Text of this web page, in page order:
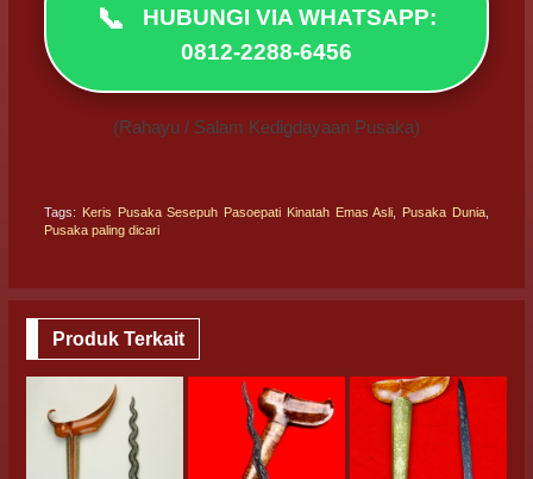
📞
HUBUNGI VIA WHATSAPP:
0812-2288-6456
(Rahayu / Salam Kedigdayaan Pusaka)
Tags: Keris Pusaka Sesepuh Pasoepati Kinatah Emas Asli Pusaka Dunia
Pusaka paling dicari
Produk Terkait